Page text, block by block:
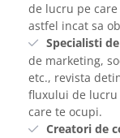
de lucru pe
astfel incat sa
Specialisti
de marketing,
etc., revista
fluxului de lucru
care te ocupi.
Creatori de